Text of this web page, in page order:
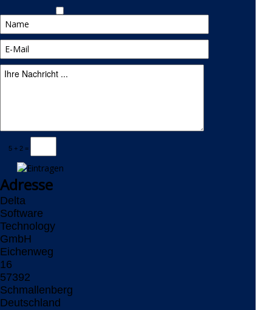
5 + 2 =
Adresse
Delta
Software
Technology
GmbH
Eichenweg
16
57392
Schmallenberg
Deutschland